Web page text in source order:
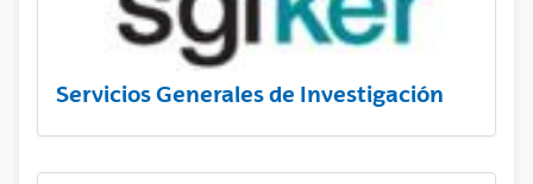
Servicios Generales de Investigación